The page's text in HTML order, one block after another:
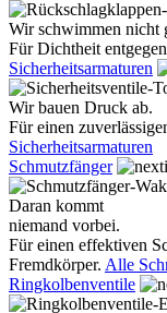
Wir schwimmen nicht
Für Dichtheit
Sicherheitsarmaturen
Wir bauen Druck ab.
Für einen
Sicherheitsarmaturen
Schmutzfänger
Daran kommt
niemand vorbei.
Für einen effektiven
Fremdkörper. Alle
Ringkolbenventile